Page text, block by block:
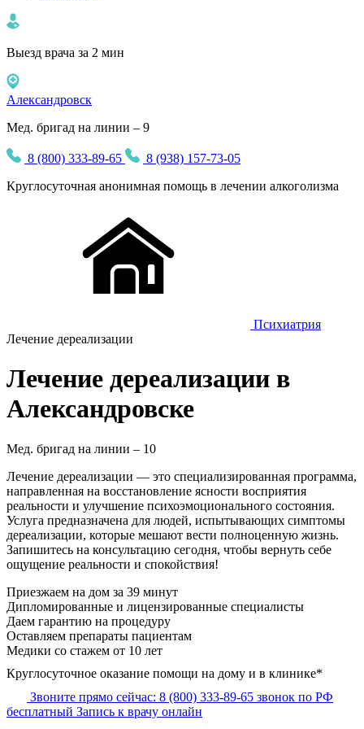
Выезд врача за 2 мин
Александровск
Мед. бригад на линии – 9
8 (800) 333-89-65
8 (938) 157-73-05
Круглосуточная анонимная помощь в лечении алкоголизма
Психиатрия
Лечение дереализации
Лечение дереализации в
Александровске
Мед. бригад на линии – 10
Лечение дереализации — это специализированная программа,
направленная на восстановление ясности восприятия
реальности и улучшение психоэмоционального состояния.
Услуга предназначена для людей, испытывающих симптомы
дереализации, которые мешают вести полноценную жизнь.
Запишитесь на консультацию сегодня, чтобы вернуть себе
ощущение реальности и спокойствия!
Приезжаем на дом за 39 минут
Дипломированные и лицензированные специалисты
Даем гарантию на процедуру
Оставляем препараты пациентам
Медики со стажем от 10 лет
Круглосуточное оказание помощи на дому и в клинике*
Звоните прямо сейчас: 8 (800) 333-89-65 звонок по РФ
бесплатный Запись к врачу онлайн